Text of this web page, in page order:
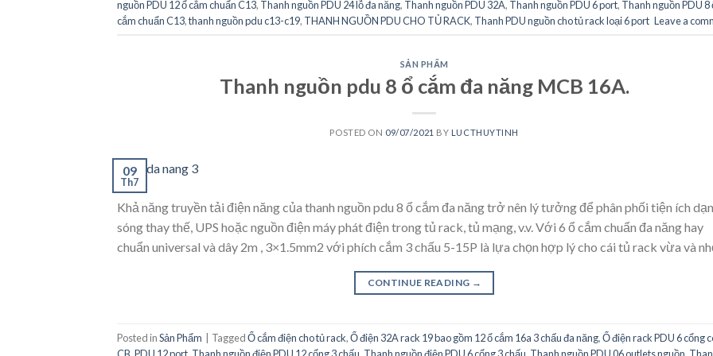
nguồn PDU 12 ổ cắm chuẩn C13, Thanh nguồn PDU 24 lỗ đa năng, Thanh nguồn PDU 32A, Thanh nguồn PDU 6 port, Thanh nguồn PDU 8
cắm chuẩn C13,thanh nguồn pdu c13-c19, THANH NGUỒN PDU CHO TỦ RACK, Thanh PDU nguồn cho tủ rack loại 6 port Leave a
SẢN PHẨM
Thanh nguồn pdu 8 ổ cắm đa năng MCB 16A.
POSTED ON 09/07/2021 BY LUCTHUYTINH
09
Th7
Khả năng truyền tải điện năng của thanh nguồn pdu 8 ổ cắm đa năng trở nên lý tưởng để phân phối tiện ích
sóng thay thế, UPS hoặc nguồn điện máy phát điện trong tủ rack, tủ mạng, v.v. Với 6 ổ cắm chuẩn đa năng hay
chuẩn universal và dây 2m , 3×1.5mm2 với phích cắm 3 chấu 5-15P là lựa chọn hợp lý cho cái tủ rack vừa và
CONTINUE READING →
Posted inSản Phẩm TaggedỔ cắm điện cho tủ rack,Ổ điện 32A rack 19 bao gồm 12 ổ cắm 16a 3 chấu đa năng,Ổ điện rack PDU 6 cổng
CB PDU 12 port Thanh nguồn điện PDU 12 cổng 3 chấu Thanh nguồn điện PDU 6 cổng 3 chấu Thanh nguồn PDU 06 outlets nguồn